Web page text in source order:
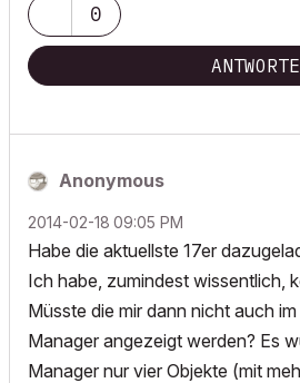
0
Anonymous
‎2014-02-18 09:05 PM
Habe die aktuellste 17er
Ich habe, zumindest wissentlich,
Müsste die mir dann nicht auch
Manager angezeigt werden? Es
Manager nur vier Objekte (mit